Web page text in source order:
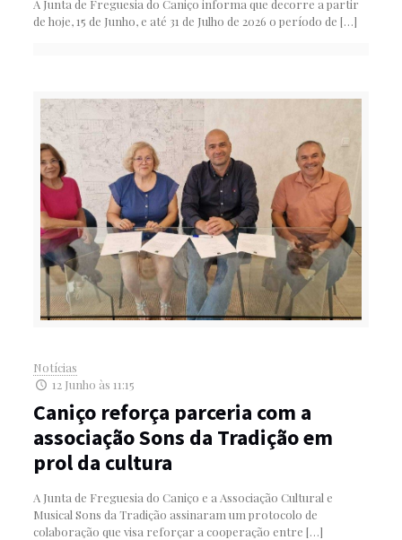
A Junta de Freguesia do Caniço informa que decorre a partir
de hoje, 15 de Junho, e até 31 de Julho de 2026 o período de […]
Notícias
12 Junho às 11:15
Caniço reforça parceria com a
associação Sons da Tradição em
prol da cultura
A Junta de Freguesia do Caniço e a Associação Cultural e
Musical Sons da Tradição assinaram um protocolo de
colaboração que visa reforçar a cooperação entre […]